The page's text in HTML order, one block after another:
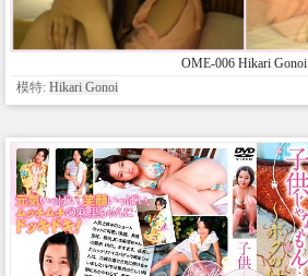
OME-006 Hikari Gonoi
模特: Hikari Gonoi